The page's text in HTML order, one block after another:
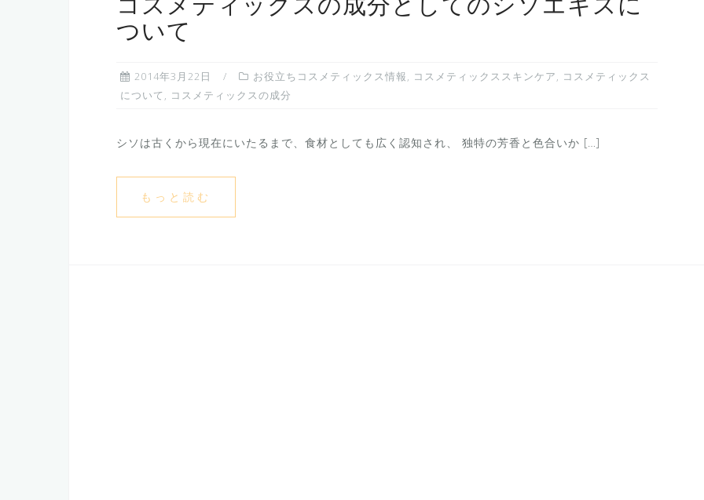
コスメティックスの成分としてのシソエキスに
ついて
2014年3月22日 お役立ちコスメティックス情報, コスメティックススキンケア, コスメティックス
について, コスメティックスの成分
シソは古くから現在にいたるまで、食材としても広く認知され、 独特の芳香と色合いか […]
もっと読む